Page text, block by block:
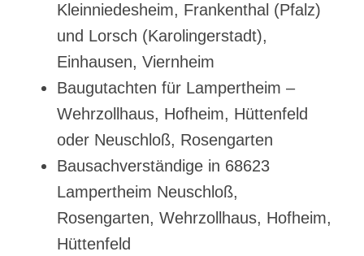
Kleinniedesheim, Frankenthal (Pfalz)
und Lorsch (Karolingerstadt),
Einhausen, Viernheim
Baugutachten für Lampertheim –
Wehrzollhaus, Hofheim, Hüttenfeld
oder Neuschloß, Rosengarten
Bausachverständige in 68623
Lampertheim Neuschloß,
Rosengarten, Wehrzollhaus, Hofheim,
Hüttenfeld